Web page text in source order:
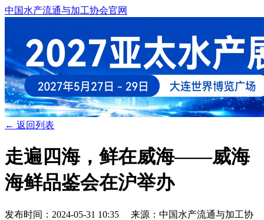
中国水产流通与加工协会官网
← 返回列表
走遍四海，鲜在威海——威海
海鲜品鉴会在沪举办
发布时间：2024-05-31 10:35 来源：中国水产流通与加工协